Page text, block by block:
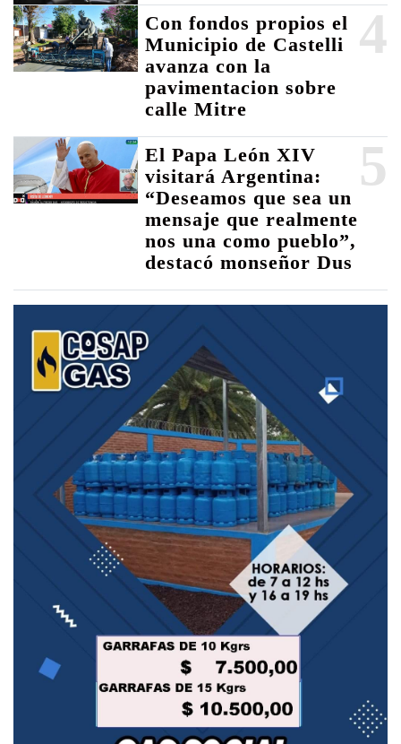
4
Con fondos propios el
Municipio de Castelli
avanza con la
pavimentacion sobre
calle Mitre
5
El Papa León XIV
visitará Argentina:
“Deseamos que sea un
mensaje que realmente
nos una como pueblo”,
destacó monseñor Dus